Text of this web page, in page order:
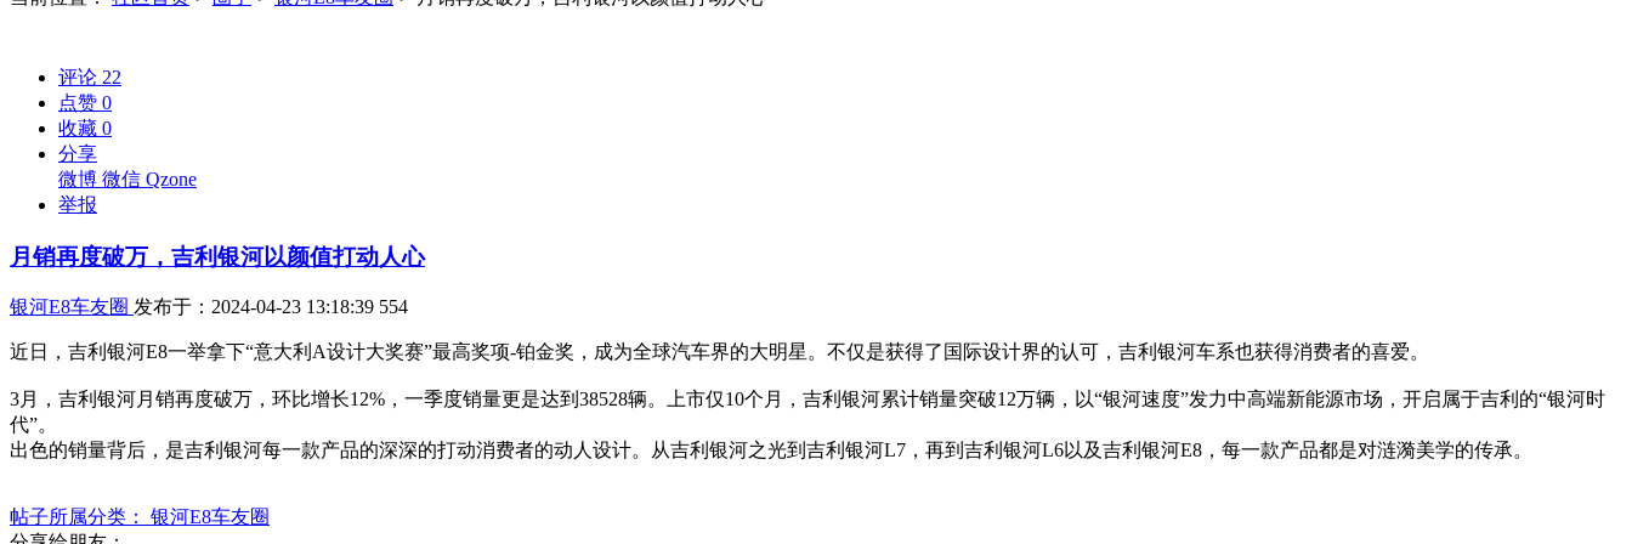
评论 22
点赞 0
收藏 0
分享
微博 微信 Qzone
举报
月销再度破万，吉利银河以颜值打动人心
银河E8车友圈 发布于：2024-04-23 13:18:39 554
近日，吉利银河E8一举拿下“意大利A设计大奖赛”最高奖项-铂金奖，成为全球汽车界的大明星。不仅是获得了国际设计界的认可，吉利银河车系也获得消费者的喜爱。
3月，吉利银河月销再度破万，环比增长12%，一季度销量更是达到38528辆。上市仅10个月，吉利银河累计销量突破12万辆，以“银河速度”发力中高端新能源市场，开启属于吉利的“银河时
代”。
出色的销量背后，是吉利银河每一款产品的深深的打动消费者的动人设计。从吉利银河之光到吉利银河L7，再到吉利银河L6以及吉利银河E8，每一款产品都是对涟漪美学的传承。
帖子所属分类：
银河E8车友圈